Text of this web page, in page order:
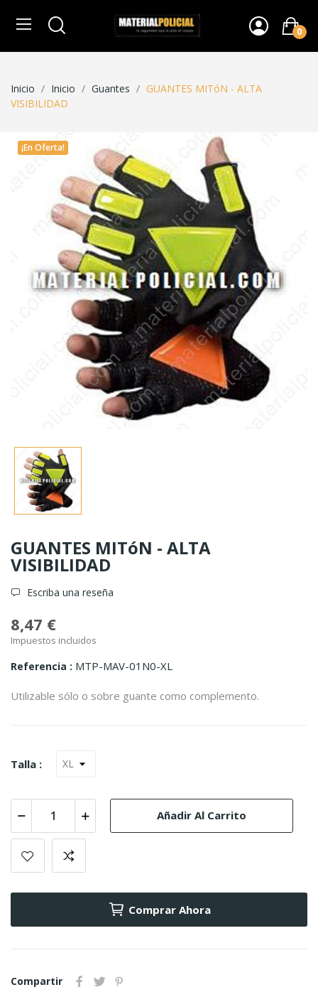
0
Inicio Inicio Guantes
GUANTES MITóN - ALTA
VISIBILIDAD
¡En Oferta!
GUANTES MITóN - ALTA
VISIBILIDAD
Escriba una reseña
8,47 €
Impuestos incluidos
Referencia MTP-MAV-01N0-XL
Utilizable sólo o sobre guante como complemento.
Talla :
Añadir Al Carrito
Comprar Ahora
Compartir